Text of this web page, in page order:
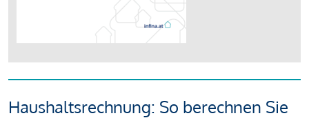
Haushaltsrechnung: So berechnen Sie